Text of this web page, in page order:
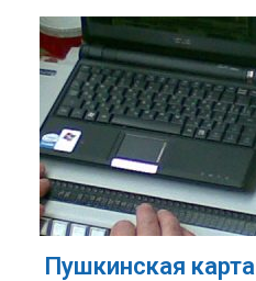
Пушкинская карта